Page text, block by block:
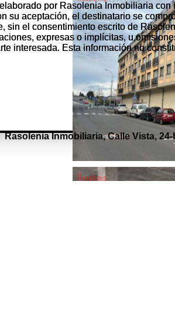
por Rasolenia Inmobiliaria
su aceptación, el destinatario se
sin el consentimiento escrito de
expresas o implícitas, u
interesada. Esta información no
por Rasolenia Inmobiliaria
su aceptación, el destinatario se
sin el consentimiento escrito de
expresas o implícitas, u
interesada. Esta información no
Rasolenia Inmobiliaria,Calle Vista,